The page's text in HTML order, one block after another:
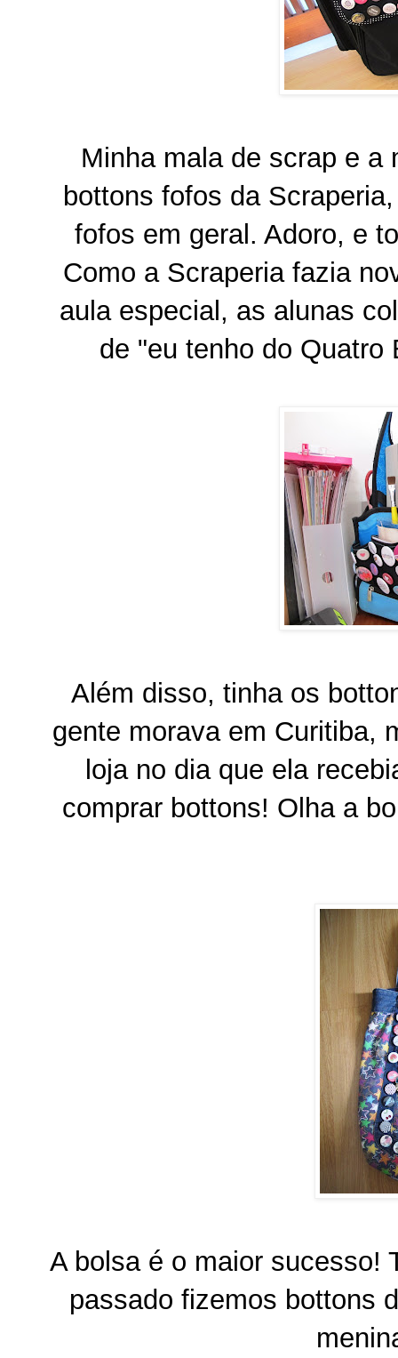
Minha mala de scrap e a
bottons fofos da
fofos em geral. Adoro, e
Como a Scraperia fazia
aula especial, as alunas
de "eu tenho do
Além disso, tinha os
gente morava em Curitiba,
loja no dia que ela
comprar bottons! Olha a
A bolsa é o maior sucesso!
passado fizemos bottons